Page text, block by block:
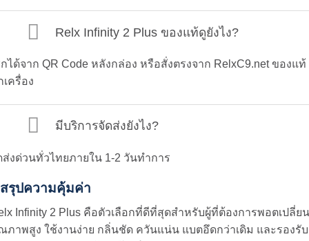
Relx Infinity 2 Plus ของแท้ดูยังไง?
กได้จาก QR Code หลังกล่อง หรือสั่งตรงจาก RelxC9.net ของแท้
เครื่อง
มีบริการจัดส่งยังไง?
ส่งด่วนทั่วไทยภายใน 1-2 วันทำการ
สรุปความคุ้มค่า
Infinity 2 Plus คือตัวเลือกที่ดีที่สุดสำหรับผู้ที่ต้องการพอตเปลี่ยน
ภาพสูง ใช้งานง่าย กลิ่นชัด ควันแน่น แบตอึดกว่าเดิม และรองรับ